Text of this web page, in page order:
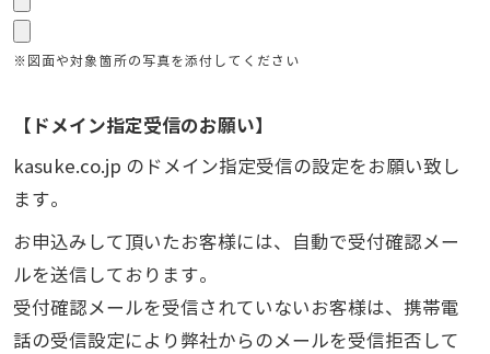
※図面や対象箇所の写真を添付してください
【ドメイン指定受信のお願い】
kasuke.co.jp のドメイン指定受信の設定をお願い致し
ます。
お申込みして頂いたお客様には、自動で受付確認メー
ルを送信しております。
受付確認メールを受信されていないお客様は、携帯電
話の受信設定により弊社からのメールを受信拒否して